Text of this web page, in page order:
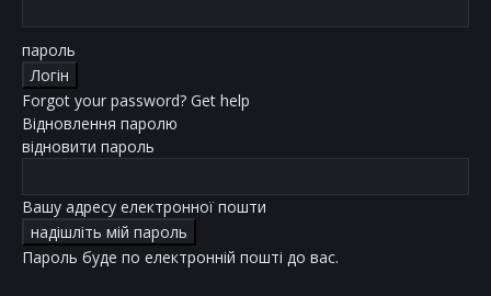
пароль
Forgot your password? Get help
Відновлення паролю
відновити пароль
Вашу адресу електронної пошти
Пароль буде по електронній пошті до вас.